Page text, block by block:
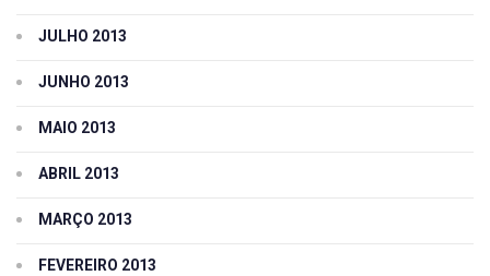
JULHO 2013
JUNHO 2013
MAIO 2013
ABRIL 2013
MARÇO 2013
FEVEREIRO 2013